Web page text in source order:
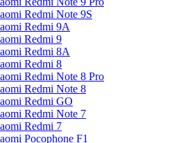
Redmi Note 9S
Redmi 9A
Redmi 9
Redmi 8A
Redmi 8
Redmi Note 8 Pro
Redmi Note 8
Redmi GO
Redmi Note 7
Redmi 7
Pocophone F1